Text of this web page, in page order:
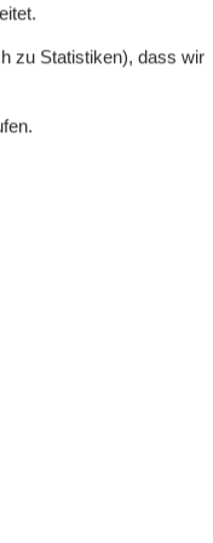
zu Statistiken), dass wir